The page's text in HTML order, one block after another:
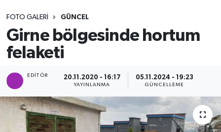
FOTO GALERI GÜNCEL
Girne bölgesinde hortum
felaketi
EDITÖR 20.11.2020 - 16:17
YAYINLANMA
05.11.2024 - 19:23
GÜNCELLEME
Tüm Manşetler
Son Dakika Haberleri